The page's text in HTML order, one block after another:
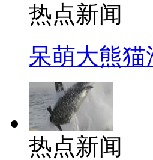
热点新闻
呆萌大熊猫
热点新闻